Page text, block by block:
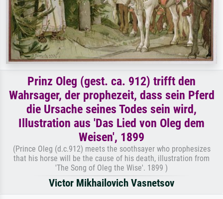
Prinz Oleg (gest. ca. 912) trifft den
Wahrsager, der prophezeit, dass sein Pferd
die Ursache seines Todes sein wird,
Illustration aus 'Das Lied von Oleg dem
Weisen', 1899
(Prince Oleg (d.c.912) meets the soothsayer who prophesizes
that his horse will be the cause of his death, illustration from
'The Song of Oleg the Wise'. 1899 )
Victor Mikhailovich Vasnetsov